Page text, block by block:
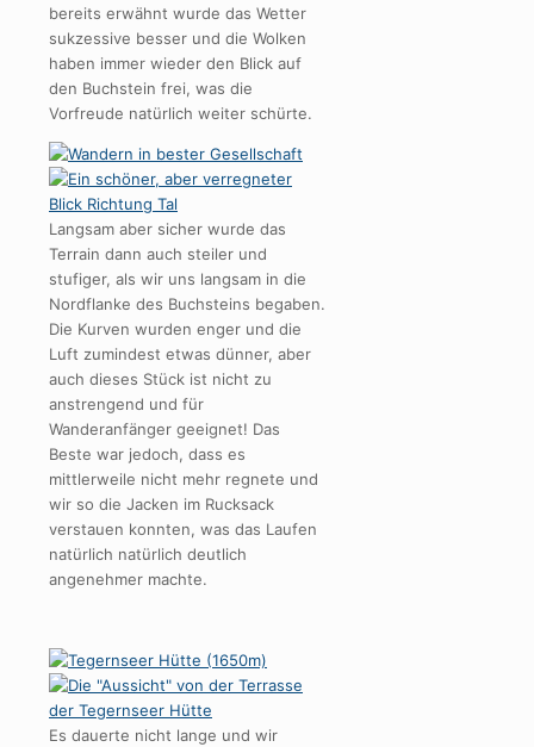
bereits erwähnt wurde das Wetter
sukzessive besser und die Wolken
haben immer wieder den Blick auf
den Buchstein frei, was die
Vorfreude natürlich weiter schürte.
Langsam aber sicher wurde das
Terrain dann auch steiler und
stufiger, als wir uns langsam in die
Nordflanke des Buchsteins begaben.
Die Kurven wurden enger und die
Luft zumindest etwas dünner, aber
auch dieses Stück ist nicht zu
anstrengend und für
Wanderanfänger geeignet! Das
Beste war jedoch, dass es
mittlerweile nicht mehr regnete und
wir so die Jacken im Rucksack
verstauen konnten, was das Laufen
natürlich natürlich deutlich
angenehmer machte.
Es dauerte nicht lange und wir